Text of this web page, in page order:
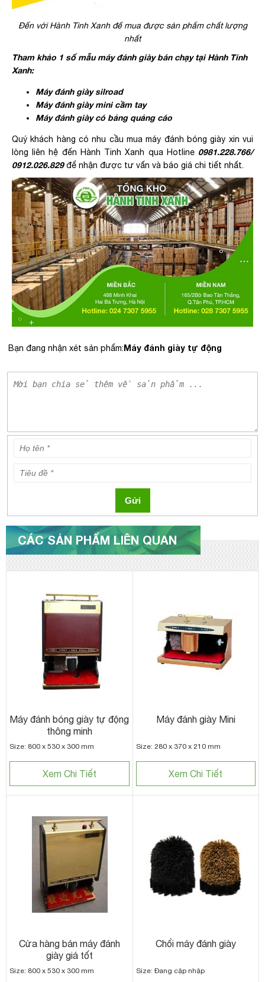
Đến với Hành Tinh Xanh để mua được sản phẩm chất lượng
nhất
Tham khảo 1 số mẫu máy đánh giày bán chạy tại Hành Tinh
Xanh:
Máy đánh giày silroad
Máy đánh giày mini cầm tay
Máy đánh giày có bảng quảng cáo
Quý khách hàng có nhu cầu mua máy đánh bóng giày xin vui
lòng liên hệ đến Hành Tinh Xanh qua Hotline 0981.228.766/
0912.026.829để nhận được tư vấn và báo giá chi tiết nhất.
Bạn đang nhận xét sản phẩm:Máy đánh giày tự động
Gửi
CÁC SẢN PHẨM LIÊN QUAN
Máy đánh bóng giày tự động
thông minh
Size: 800 x 530 x 300 mm
Xem Chi Tiết
Máy đánh giày Mini
Size: 280 x 370 x 210 mm
Xem Chi Tiết
Cửa hàng bán máy đánh
giày giá tốt
Size: 800 x 530 x 300 mm
Chổi máy đánh giày
Size: Đang cập nhập